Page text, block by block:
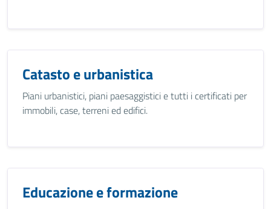
Catasto e urbanistica
Piani urbanistici, piani paesaggistici e tutti i certificati per
immobili, case, terreni ed edifici.
Educazione e formazione